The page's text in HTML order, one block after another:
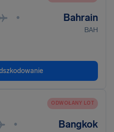
• Bahrain
BAH
ODWOŁANY LOT
• Bangkok